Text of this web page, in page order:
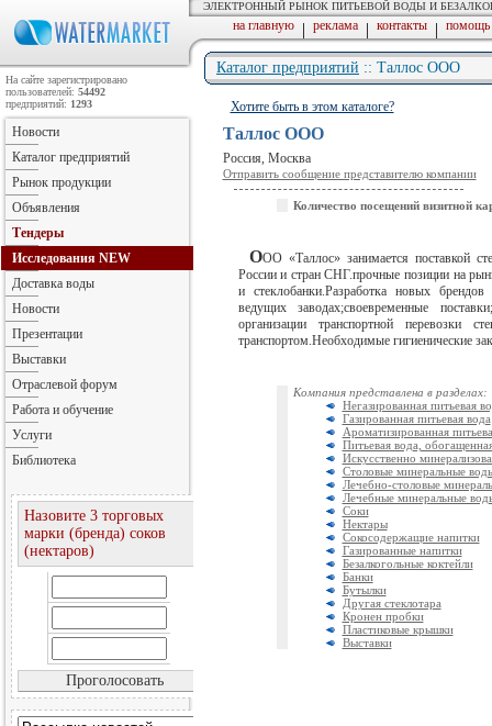
ЭЛЕКТРОННЫЙ РЫНОК ПИТЬЕВОЙ ВОДЫ И
на главную | реклама | контакты | помощь
Каталог предприятий :: Таллос ООО
Хотите быть в этом каталоге?
Таллос ООО
Россия, Москва
Отправить сообщение представителю компании
Количество посещений визитной
ООО «Таллос» занимается поставкой
России и стран СНГ.прочные позиции на
и стеклобанки.Разработка новых
ведущих заводах;своевременные
организации транспортной перевозки
транспортом.Необходимые гигиенические
Компания представлена в разделах:
Негазированная питьевая
Газированная питьевая вода
Ароматизированная
Питьевая вода,
Искусственно
Столовые минеральные
Лечебно-столовые
Лечебные минеральные
Соки
Нектары
Сокосодержащие напитки
Газированные напитки
Безалкогольные коктейли
Банки
Бутылки
Другая стеклотара
Кронен пробки
Пластиковые крышки
Выставки
На сайте зарегистрировано
пользователей: 54492
предприятий: 1293
Новости
Каталог предприятий
Рынок продукции
Объявления
Тендеры
Исследования NEW
Доставка воды
Новости
Презентации
Выставки
Отраслевой форум
Работа и обучение
Услуги
Библиотека
Назовите 3 торговых
марки (бренда) соков
(нектаров)